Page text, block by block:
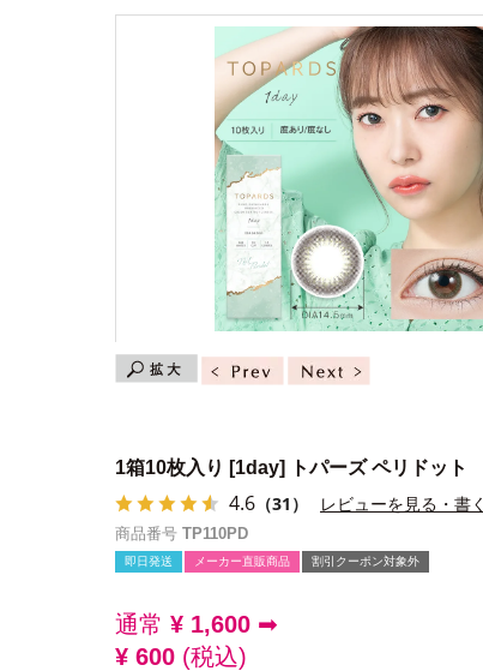
1箱10枚入り [1day] トパーズ ペリドット
4.6 （31） レビューを見る・書く
商品番号 TP110PD
即日発送 メーカー直販商品 割引クーポン対象外
通常 ¥ 1,600 ➡
¥ 600 税込